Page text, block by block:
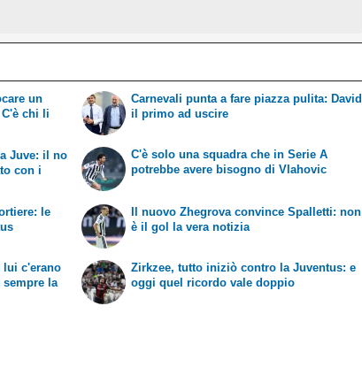
un
chi li
Juve: il no
con i
Carnevali punta a fare piazza pulita: David
il primo ad uscire
C'è solo una squadra che in Serie A
potrebbe avere bisogno di Vlahovic
le
lui c'erano
sempre la
Il nuovo Zhegrova convince Spalletti: non
è il gol la vera notizia
Zirkzee, tutto iniziò contro la Juventus: e
oggi quel ricordo vale doppio